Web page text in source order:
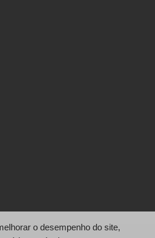
o desempenho do site,